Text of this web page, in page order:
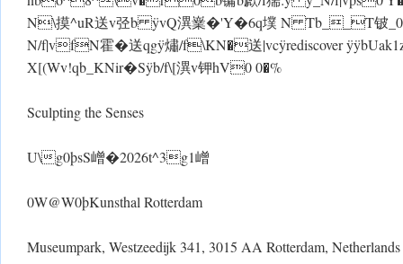
N\摸^uR送v弪b ÿvQ潩嶪�'Y�6q墣 N Tb__T铍
N/f|vfN霍�送qg ÿ熽/f\KN�送|vcÿrediscover ÿ
X[(Wv!qb_KNir�S ÿ b/f\[潩v钾hV0 0�%
Sculpting the Senses
U\g0þsS嶒�2026t^3g1嶒
0W@W0þKunsthal Rotterdam
Museumpark, Westzeedijk 341, 3015 AA Rotterdam, Netherlands